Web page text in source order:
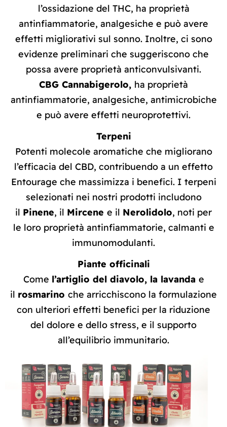
l’ossidazione del THC, ha proprietà
antinfiammatorie, analgesiche e può avere
effetti migliorativi sul sonno. Inoltre, ci sono
evidenze preliminari che suggeriscono che
possa avere proprietà anticonvulsivanti.
CBG Cannabigerolo, ha proprietà
antinfiammatorie, analgesiche, antimicrobiche
e può avere effetti neuroprotettivi.
Terpeni
Potenti molecole aromatiche che migliorano
l’efficacia del CBD, contribuendo a un effetto
Entourage che massimizza i benefici. I terpeni
selezionati nei nostri prodotti includono
il Pinene, il Mircene e il Nerolidolo, noti per
le loro proprietà antinfiammatorie, calmanti e
immunomodulanti.
Piante officinali
Come l’artiglio del diavolo, la lavanda e
il rosmarino che arricchiscono la formulazione
con ulteriori effetti benefici per la riduzione
del dolore e dello stress, e il supporto
all’equilibrio immunitario.